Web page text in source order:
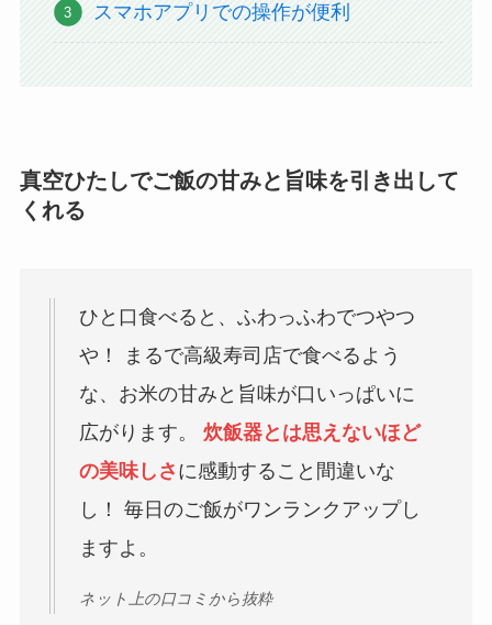
スマホアプリでの操作が便利
真空ひたしでご飯の甘みと旨味を引き出して
くれる
ひと口食べると、ふわっふわでつやつ
や！ まるで高級寿司店で食べるよう
な、お米の甘みと旨味が口いっぱいに
広がります。
炊飯器とは思えないほど
の美味しさ に感動すること間違いな
し！ 毎日のご飯がワンランクアップし
ますよ。
ネット上の口コミから抜粋